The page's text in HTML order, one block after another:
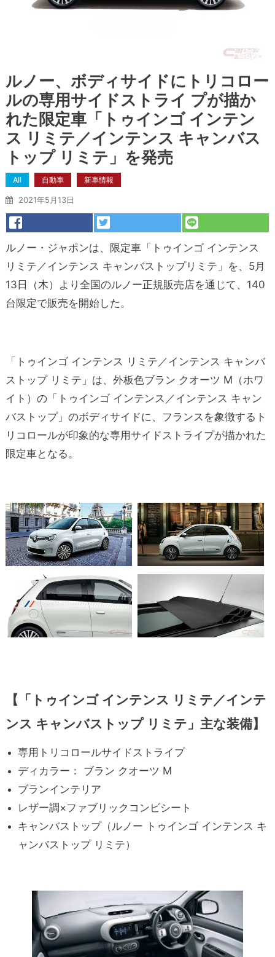
ルノー、ボディサイドにトリコロー
ルの専用サイドストライ プが描か
れた限定車「トゥインゴ インテン
ス リミテ／インテンス キャンバス
トップ リミテ」を発売
All 自動車 新車情報
2021年5月13日
ルノー・ジャポンは、限定車「トゥインゴ インテンス
リミテ／インテンス キャンバストップリミテ」を、5月
13日（木）より全国のルノー正規販売店を通じて、140
台限定で販売を開始した。
「トゥインゴ インテンス リミテ／インテンス キャンバ
ストップ リミテ」は、外板色ブラン クオーツ M（ホワ
イト）の「トゥインゴ インテンス／インテンス キャン
バストップ」のボディサイドに、フランスを象徴するト
リコロールが印象的な専用サイドストライプが描かれた
限定車となる。
【「トゥインゴ インテンス リミテ／インテ
ンス キャンバストップ リミテ」主な装備】
専用トリコロールサイドストライプ
ディカラー： ブラン クオーツ M
ブランインテリア
レザー調×ファブリックコンビシート
キャンバストップ（ルノー トゥインゴ インテンス キ
ャンバストップ リミテ）